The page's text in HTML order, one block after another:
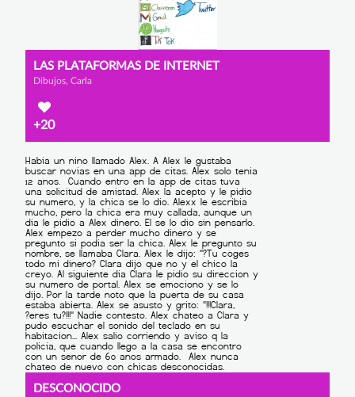
LAS PLATAFORMAS DE INTERNET
Dibujos, Carla
+20
DESCONOCIDO